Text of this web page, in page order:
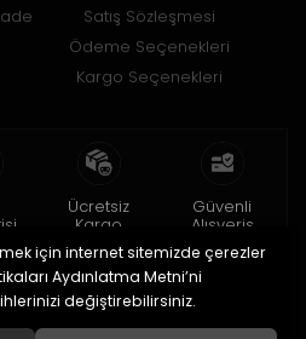
Satış Sözleşmesi
Ödeme Seçenekleri
Kargo Seçenekleri
Ücretsiz
Kargo
150 TL ve üzeri
Güvenli
Alışveriş
256bit SSL ile
için internet sitemizde çerezler
Aydınlatma Metni’ni
değiştirebilirsiniz.